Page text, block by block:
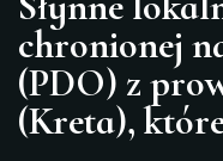
chronionej
(PDO) z
(Kreta),